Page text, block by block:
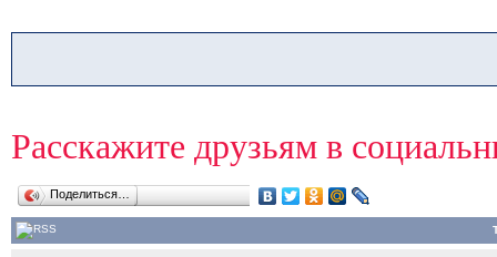
Расскажите друзьям в
Поделиться…